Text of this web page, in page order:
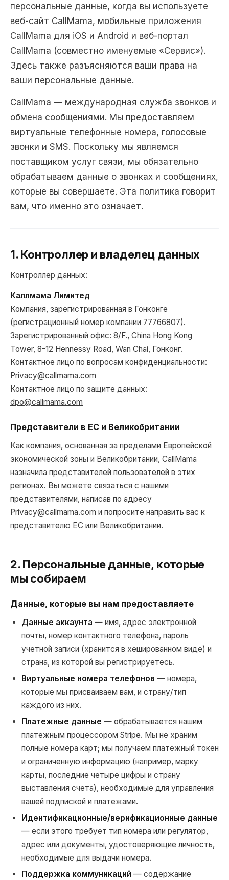
персональные данные, когда вы используете
веб-сайт CallMama, мобильные приложения
CallMama для iOS и Android и веб-портал
CallMama (совместно именуемые «Сервис»).
Здесь также разъясняются ваши права на
ваши персональные данные.
CallMama — международная служба звонков и
обмена сообщениями. Мы предоставляем
виртуальные телефонные номера, голосовые
звонки и SMS. Поскольку мы являемся
поставщиком услуг связи, мы обязательно
обрабатываем данные о звонках и сообщениях,
которые вы совершаете. Эта политика говорит
вам, что именно это означает.
1. Контроллер и владелец данных
Контроллер данных:
Каллмама Лимитед
Компания, зарегистрированная в Гонконге
(регистрационный номер компании 77766807).
Зарегистрированный офис: 8/F., China Hong Kong
Tower, 8-12 Hennessy Road, Wan Chai, Гонконг.
Контактное лицо по вопросам конфиденциальности:
Privacy@callmama.com
Контактное лицо по защите данных:
dpo@callmama.com
Представители в ЕС и Великобритании
Как компания, основанная за пределами Европейской
экономической зоны и Великобритании, CallMama
назначила представителей пользователей в этих
регионах. Вы можете связаться с нашими
представителями, написав по адресу
Privacy@callmama.com и попросите направить вас к
представителю ЕС или Великобритании.
2. Персональные данные, которые
мы собираем
Данные, которые вы нам предоставляете
Данные аккаунта — имя, адрес электронной
почты, номер контактного телефона, пароль
учетной записи (хранится в хешированном виде) и
страна, из которой вы регистрируетесь.
Виртуальные номера телефонов — номера,
которые мы присваиваем вам, и страну/тип
каждого из них.
Платежные данные — обрабатывается нашим
платежным процессором Stripe. Мы не храним
полные номера карт; мы получаем платежный токен
и ограниченную информацию (например, марку
карты, последние четыре цифры и страну
выставления счета), необходимые для управления
вашей подпиской и платежами.
Идентификационные/верификационные данные
— если этого требует тип номера или регулятор,
адрес или документы, удостоверяющие личность,
необходимые для выдачи номера.
Поддержка коммуникаций — содержание